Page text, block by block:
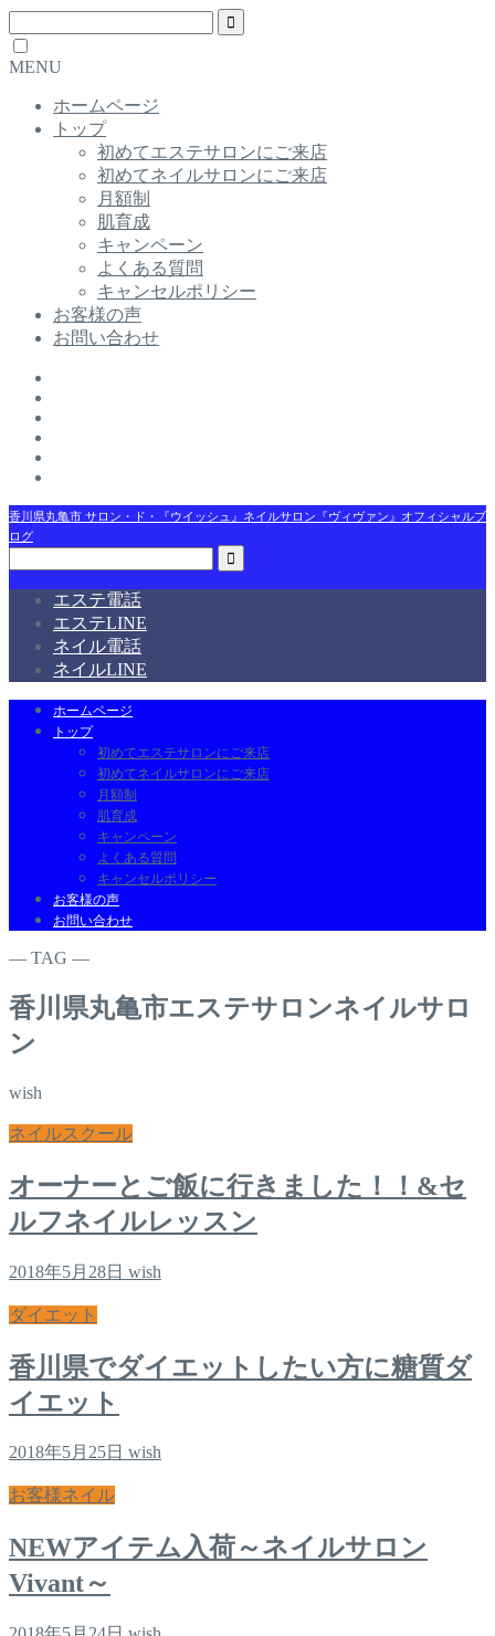
MENU
ホームページ
トップ
初めてエステサロンにご来店
初めてネイルサロンにご来店
月額制
肌育成
キャンペーン
よくある質問
キャンセルポリシー
お客様の声
お問い合わせ
香川県丸亀市 サロン・ド・『ウイッシュ』ネイルサロン『ヴィヴァン』オフィシャルブ
ログ
エステ電話
エステLINE
ネイル電話
ネイルLINE
ホームページ
トップ
初めてエステサロンにご来店
初めてネイルサロンにご来店
月額制
肌育成
キャンペーン
よくある質問
キャンセルポリシー
お客様の声
お問い合わせ
― TAG ―
香川県丸亀市エステサロンネイルサロ
ン
wish
ネイルスクール
オーナーとご飯に行きました！！&セ
ルフネイルレッスン
2018年5月28日 wish
ダイエット
香川県でダイエットしたい方に糖質ダ
イエット
2018年5月25日 wish
お客様ネイル
NEWアイテム入荷～ネイルサロン
Vivant～